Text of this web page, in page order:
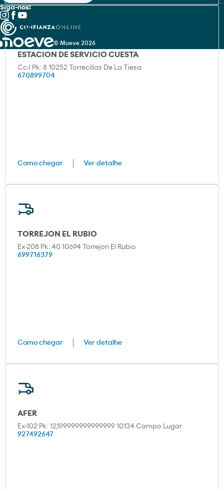
ESTACION DE SERVICIO CUESTA
Cc-l Pk: 8 10252 Torrecillas De La Tiesa
670899704
Como chegar Ver detalhe
TORREJON EL RUBIO
Ex-208 Pk: 40 10694 Torrejon El Rubio
699716379
Como chegar Ver detalhe
AFER
Ex-102 Pk: 12,199999999999999 10134 Campo Lugar
927492647
© Moeve 2026
Siga-nos!